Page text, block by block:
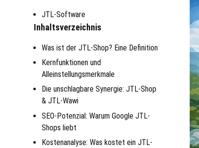
JTL-Software
Inhaltsverzeichnis
Was ist der JTL-Shop? Eine Definition
Kernfunktionen und
Alleinstellungsmerkmale
Die unschlagbare Synergie: JTL-Shop
& JTL-Wawi
SEO-Potenzial: Warum Google JTL-
Shops liebt
Kostenanalyse: Was kostet ein JTL-